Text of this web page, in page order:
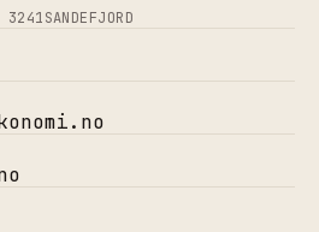
3241SANDEFJORD